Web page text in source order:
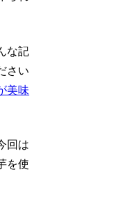
な記
さい
美味
回は
を使